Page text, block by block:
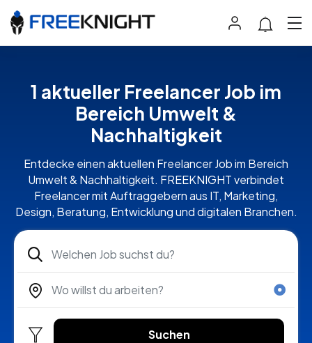
1 aktueller Freelancer Job im
Bereich Umwelt &
Nachhaltigkeit
Entdecke einen aktuellen Freelancer Job im Bereich
Umwelt & Nachhaltigkeit. FREEKNIGHT verbindet
Freelancer mit Auftraggebern aus IT, Marketing,
Design, Beratung, Entwicklung und digitalen Branchen.
Suchen